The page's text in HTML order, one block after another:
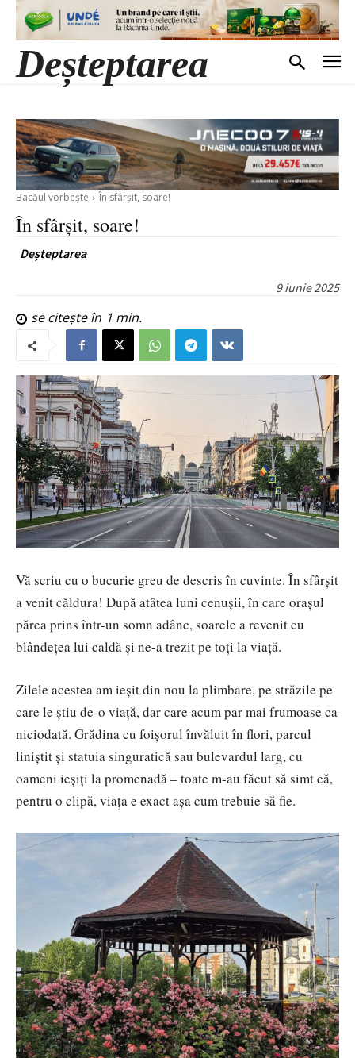
Deșteptarea
Bacăul vorbește În sfârșit, soare!
În sfârșit, soare!
Deșteptarea
9 iunie 2025
se citește în 1 min.
Vă scriu cu o bucurie greu de descris în cuvinte. În sfârșit
a venit căldura! După atâtea luni cenușii, în care orașul
părea prins într-un somn adânc, soarele a revenit cu
blândețea lui caldă și ne-a trezit pe toți la viață.
Zilele acestea am ieșit din nou la plimbare, pe străzile pe
care le știu de-o viață, dar care acum par mai frumoase ca
niciodată. Grădina cu foișorul învăluit în flori, parcul
liniștit și statuia singuratică sau bulevardul larg, cu
oameni ieșiți la promenadă – toate m-au făcut să simt că,
pentru o clipă, viața e exact așa cum trebuie să fie.